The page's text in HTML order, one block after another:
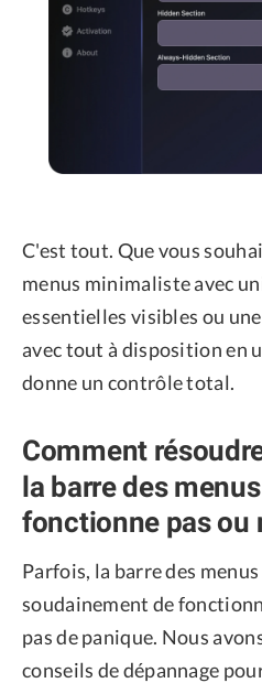
C'est tout. Que vous
menus minimaliste avec
essentielles visibles ou
avec tout à disposition en
donne un contrôle total.
Comment
la barre des
fonctionne pas ou
Parfois, la barre des
soudainement de
pas de panique. Nous
conseils de dépannage